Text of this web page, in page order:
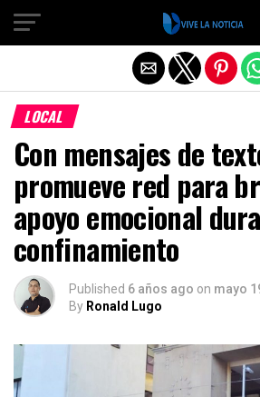
LOCAL
Con mensajes de
promueve red para
apoyo emocional
confinamiento
Published 6 años ago on mayo
By Ronald Lugo
Salir de la versión